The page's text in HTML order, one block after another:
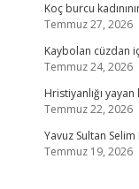
Koç burcu
Temmuz 27, 2026
Kaybolan cüzdan
Temmuz 24, 2026
Hristiyanlığı
Temmuz 22, 2026
Yavuz Sultan
Temmuz 19, 2026